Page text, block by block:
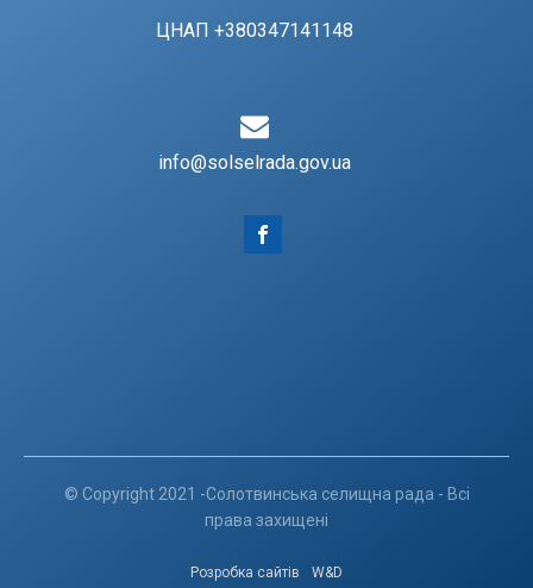
ЦНАП +380347141148
info@solselrada.gov.ua
© Copyright 2021 -Солотвинська селищна рада - Всі
права захищені
Розробка сайтів W&D